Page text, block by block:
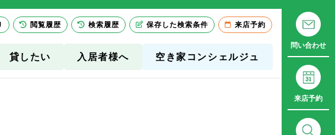
貸したい 入居者様へ 空き家コンシェルジュ
問い合わせ
来店予約
閲覧履歴 検索履歴 保存した検索条件 来店予約